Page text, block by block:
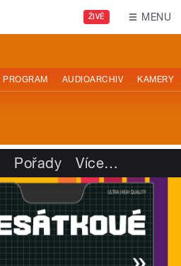
ŽIVĚ MENU
PROGRAM AUDIOARCHIV KAMERY
Pořady Více…